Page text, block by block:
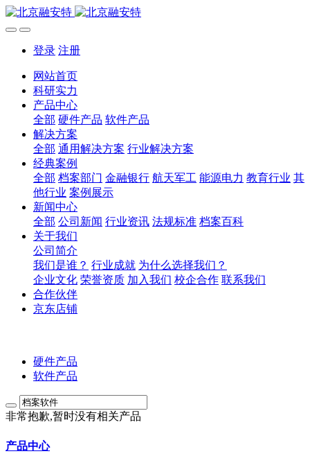
登录 注册
网站首页
科研实力
产品中心
全部 硬件产品 软件产品
解决方案
全部 通用解决方案 行业解决方案
经典案例
全部 档案部门 金融银行 航天军工 能源电力 教育行业 其
他行业 案例展示
新闻中心
全部 公司新闻 行业资讯 法规标准 档案百科
关于我们
公司简介
我们是谁？ 行业成就 为什么选择我们？
企业文化 荣誉资质 加入我们 校企合作 联系我们
合作伙伴
京东店铺
硬件产品
软件产品
非常抱歉,暂时没有相关产品
产品中心